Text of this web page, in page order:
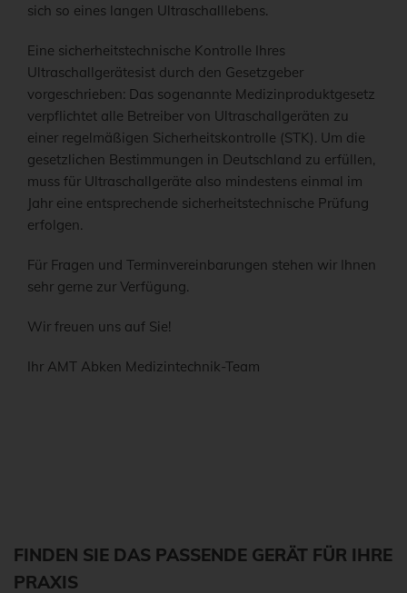
sich so eines langen Ultraschalllebens.
Eine sicherheitstechnische Kontrolle Ihres
Ultraschallgerätesist durch den Gesetzgeber
vorgeschrieben: Das sogenannte Medizinproduktgesetz
verpflichtet alle Betreiber von Ultraschallgeräten zu
einer regelmäßigen Sicherheitskontrolle (STK). Um die
gesetzlichen Bestimmungen in Deutschland zu erfüllen,
muss für Ultraschallgeräte also mindestens einmal im
Jahr eine entsprechende sicherheitstechnische Prüfung
erfolgen.
Für Fragen und Terminvereinbarungen stehen wir Ihnen
sehr gerne zur Verfügung.
Wir freuen uns auf Sie!
Ihr AMT Abken Medizintechnik-Team
FINDEN SIE DAS PASSENDE GERÄT FÜR IHRE
PRAXIS